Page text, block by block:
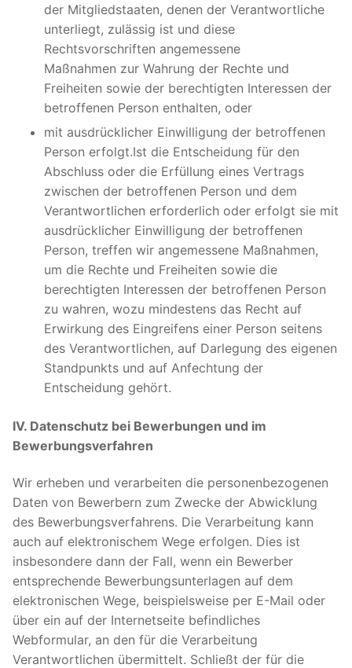
der Mitgliedstaaten, denen der Verantwortliche
unterliegt, zulässig ist und diese
Rechtsvorschriften angemessene
Maßnahmen zur Wahrung der Rechte und
Freiheiten sowie der berechtigten Interessen der
betroffenen Person enthalten, oder
mit ausdrücklicher Einwilligung der betroffenen
Person erfolgt.Ist die Entscheidung für den
Abschluss oder die Erfüllung eines Vertrags
zwischen der betroffenen Person und dem
Verantwortlichen erforderlich oder erfolgt sie mit
ausdrücklicher Einwilligung der betroffenen
Person, treffen wir angemessene Maßnahmen,
um die Rechte und Freiheiten sowie die
berechtigten Interessen der betroffenen Person
zu wahren, wozu mindestens das Recht auf
Erwirkung des Eingreifens einer Person seitens
des Verantwortlichen, auf Darlegung des eigenen
Standpunkts und auf Anfechtung der
Entscheidung gehört.
IV. Datenschutz bei Bewerbungen und im
Bewerbungsverfahren
Wir erheben und verarbeiten die personenbezogenen
Daten von Bewerbern zum Zwecke der Abwicklung
des Bewerbungsverfahrens. Die Verarbeitung kann
auch auf elektronischem Wege erfolgen. Dies ist
insbesondere dann der Fall, wenn ein Bewerber
entsprechende Bewerbungsunterlagen auf dem
elektronischen Wege, beispielsweise per E-Mail oder
über ein auf der Internetseite befindliches
Webformular, an den für die Verarbeitung
Verantwortlichen übermittelt. Schließt der für die